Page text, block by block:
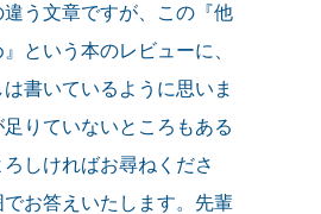
う文章ですが、この『他
という本のレビューに、
書いているように思いま
りていないところもある
しければお尋ねくださ
お答えいたします。先輩